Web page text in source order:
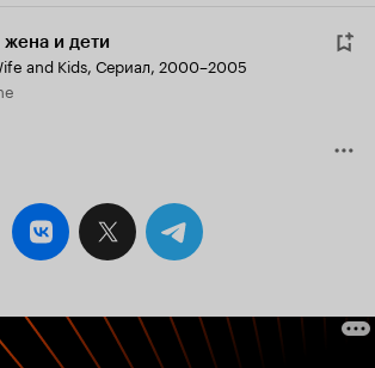
жена и дети
and Kids, Сериал, 2000–2005